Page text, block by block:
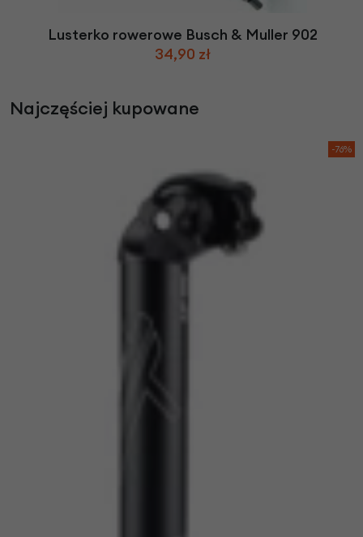
Lusterko rowerowe Busch & Muller 902
34,90 zł
Najczęściej kupowane
-76%